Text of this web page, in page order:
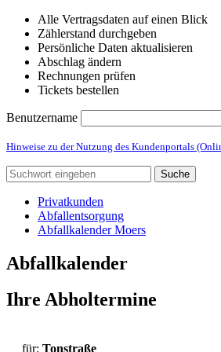
Alle Vertragsdaten auf einen Blick
Zählerstand durchgeben
Persönliche Daten aktualisieren
Abschlag ändern
Rechnungen prüfen
Tickets bestellen
Benutzername
Hinweise zu der Nutzung des Kundenportals
Suche
Privatkunden
Abfallentsorgung
Abfallkalender Moers
Abfallkalender
Ihre Abholtermine
für: Tonstraße